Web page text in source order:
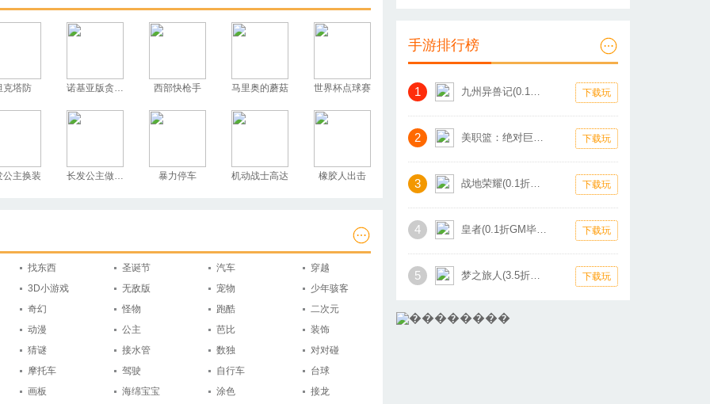
克塔防 诺基亚版贪吃蛇 西部快枪手 马里奥的蘑菇 世界杯点球赛
公主换装 长发公主做护理 暴力停车 机动战士高达 橡胶人出击
找东西 圣诞节 汽车
穿越
3D小游戏
无敌版 宠物
少年骇客
奇幻
怪物 跑酷
二次元
动漫
公主 芭比
装饰
猜谜
接水管 数独
对对碰
摩托车
驾驶 自行车
台球
画板
海绵宝宝 涂色 接龙
手游排行榜
1 九州异兽记(0.1折1W免费版) 下载玩
2 美职篮：绝对巨星(0.1折卡牌) 下载玩
3 战地荣耀(0.1折扣版) 下载玩
4 皇者(0.1折GM毕业版) 下载玩
5 梦之旅人(3.5折热血霸业) 下载玩